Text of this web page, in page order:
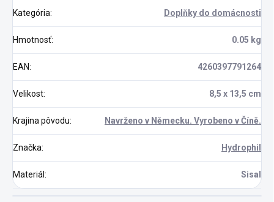
Kategória: Doplňky do domácnosti
Hmotnosť: 0.05 kg
EAN: 4260397791264
Velikost: 8,5 x 13,5 cm
Krajina pôvodu: Navrženo v Německu. Vyrobeno v Číně.
Značka: Hydrophil
Materiál: Sisal